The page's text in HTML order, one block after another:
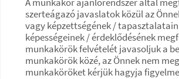
szerteágazó javaslatok közül az
vagy képzettségének /
képességeinek / érdeklődésének
munkakörök felvételét javasoljuk a
munkakörök közé, az Önnek nem
munkaköröket kérjük hagyja